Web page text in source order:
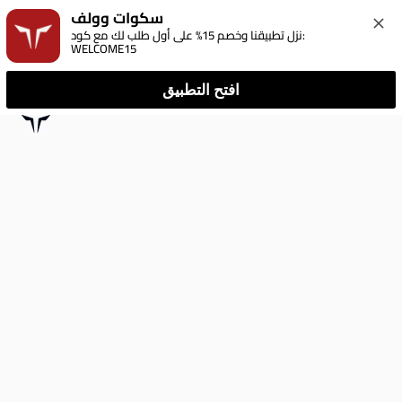
سكوات وولف
نزل تطبيقنا وخصم 15% على أول طلب لك مع كود:
WELCOME15
افتح التطبيق